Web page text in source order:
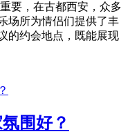
要，在古都西安，众多
场所为情侣们提供了丰
的约会地点，既能展现
围好？